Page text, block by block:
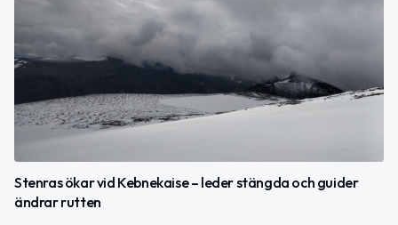
Stenras ökar vid Kebnekaise – leder stängda och guider
ändrar rutten